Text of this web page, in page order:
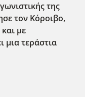
της
τον Κόροιβο,
με
μια τεράστια